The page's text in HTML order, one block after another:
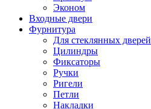
Эконом
Входные двери
Фурнитура
Для стеклянных дверей
Цилиндры
Фиксаторы
Ручки
Ригели
Петли
Накладки